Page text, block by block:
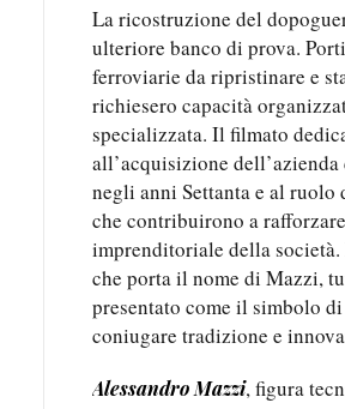
La ricostruzione del
ulteriore banco di prova.
ferroviarie da ripristinare e
richiesero capacità
specializzata. Il filmato
all’acquisizione
negli anni Settanta e al
che contribuirono a
imprenditoriale della
che porta il nome di Mazzi,
presentato come il simbolo
coniugare tradizione e
Alessandro Mazzi, figura